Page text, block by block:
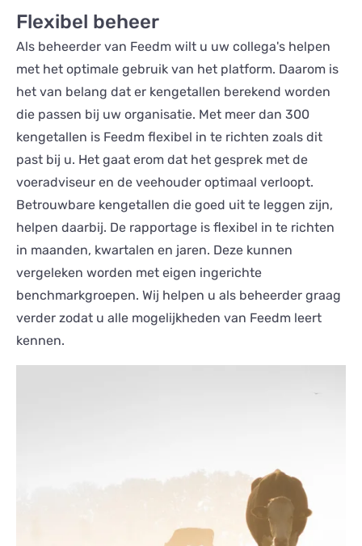
Flexibel beheer
Als beheerder van Feedm wilt u uw collega's helpen
met het optimale gebruik van het platform. Daarom is
het van belang dat er kengetallen berekend worden
die passen bij uw organisatie. Met meer dan 300
kengetallen is Feedm flexibel in te richten zoals dit
past bij u. Het gaat erom dat het gesprek met de
voeradviseur en de veehouder optimaal verloopt.
Betrouwbare kengetallen die goed uit te leggen zijn,
helpen daarbij. De rapportage is flexibel in te richten
in maanden, kwartalen en jaren. Deze kunnen
vergeleken worden met eigen ingerichte
benchmarkgroepen. Wij helpen u als beheerder graag
verder zodat u alle mogelijkheden van Feedm leert
kennen.